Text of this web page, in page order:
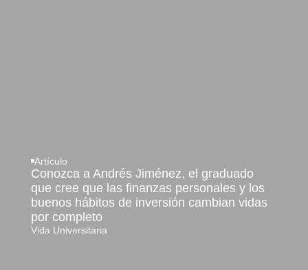
Artículo
Conozca a Andrés Jiménez, el graduado
que cree que las finanzas personales y los
buenos hábitos de inversión cambian vidas
por completo
Vida Universitaria